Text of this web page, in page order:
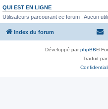
QUI EST EN LIGNE
Utilisateurs parcourant ce forum : Aucun
Index du forum
Développé parphpBB®
Traduit par